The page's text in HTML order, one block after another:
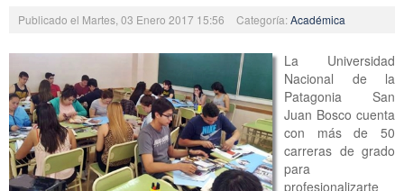
Publicado el Martes, 03 Enero 2017 15:56 Categoría:Académica
La Universidad
Nacional de la
Patagonia San
Juan Bosco cuenta
con más de 50
carreras de grado
para
profesionalizarte